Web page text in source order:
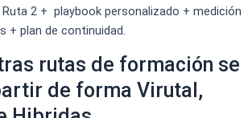
Ruta 2 + playbook personalizado + medición
+ plan de continuidad.
rutas de formación se
de forma Virutal,